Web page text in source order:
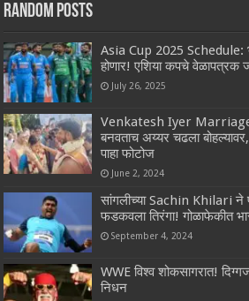
Random Posts
Asia Cup 2025 Schedule:
होणार! एशिया कपचे वेळापत्रक
July 26, 2025
Venkatesh Iyer
बनवताच अय्यर चढला
पाहा फोटोज
June 2, 2024
सांगलीच्या Sachin Khilari ने
फडकवला तिरंगा! गोळाफेकीत
September 4, 2024
WWE विश्व शोकसागरात!
निधन